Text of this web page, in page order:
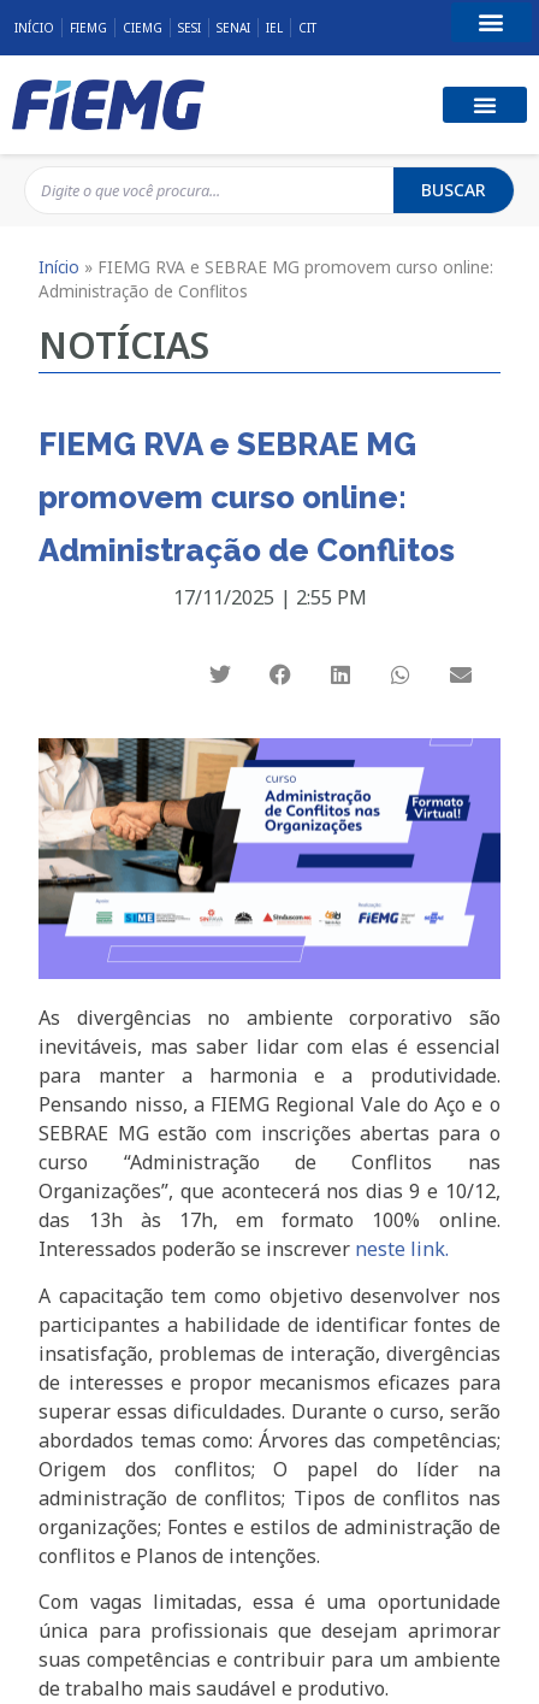
INÍCIO FIEMG CIEMG SESI SENAI IEL CIT
BUSCAR
Início » FIEMG RVA e SEBRAE MG promovem curso online:
Administração de Conflitos
NOTÍCIAS
FIEMG RVA e SEBRAE MG
promovem curso online:
Administração de Conflitos
17/11/2025 | 2:55 PM
As divergências no ambiente corporativo são
inevitáveis, mas saber lidar com elas é essencial
para manter a harmonia e a produtividade.
Pensando nisso, a FIEMG Regional Vale do Aço e o
SEBRAE MG estão com inscrições abertas para o
curso “Administração de Conflitos nas
Organizações”, que acontecerá nos dias 9 e 10/12,
das 13h às 17h, em formato 100% online.
Interessados poderão se inscrever neste link.
A capacitação tem como objetivo desenvolver nos
participantes a habilidade de identificar fontes de
insatisfação, problemas de interação, divergências
de interesses e propor mecanismos eficazes para
superar essas dificuldades. Durante o curso, serão
abordados temas como: Árvores das competências;
Origem dos conflitos; O papel do líder na
administração de conflitos; Tipos de conflitos nas
organizações; Fontes e estilos de administração de
conflitos e Planos de intenções.
Com vagas limitadas, essa é uma oportunidade
única para profissionais que desejam aprimorar
suas competências e contribuir para um ambiente
de trabalho mais saudável e produtivo.